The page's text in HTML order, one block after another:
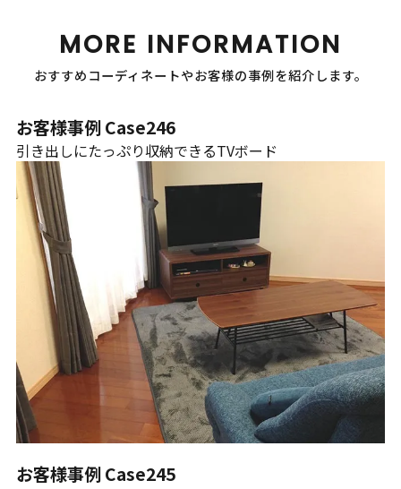
MORE INFORMATION
おすすめコーディネートやお客様の事例を紹介します。
お客様事例 Case246
引き出しにたっぷり収納できるTVボード
お客様事例 Case245